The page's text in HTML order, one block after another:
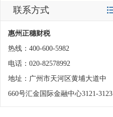
联系方式
惠州正穗财税
热线：400-600-5982
电话：020-82578992
地址：广州市天河区黄埔大道中
660号汇金国际金融中心3121-3123